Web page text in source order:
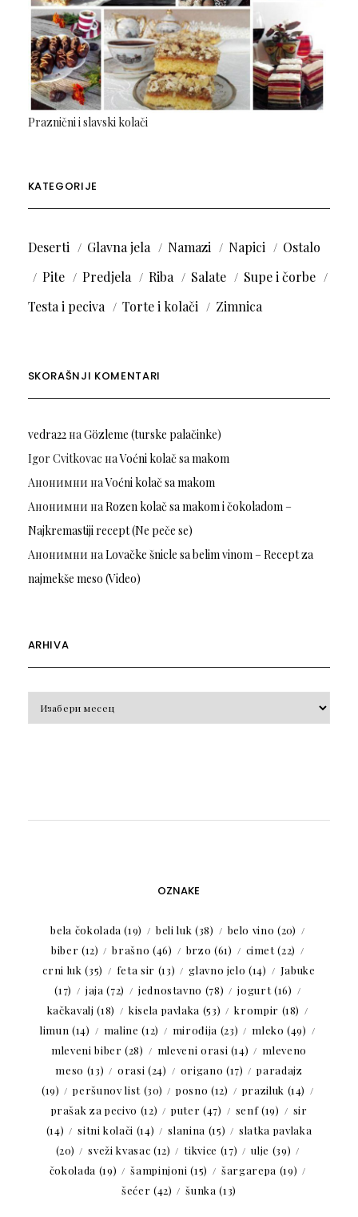
Praznični i slavski kolači
KATEGORIJE
Deserti Glavna jela Namazi Napici
Ostalo
Pite
Predjela Riba Salate
Supe i čorbe
Testa i peciva
Torte i kolači Zimnica
SKORAŠNJI KOMENTARI
vedra22наGözleme (turske palačinke)
Igor Cvitkovac наVoćni kolač sa makom
Анонимни наVoćni kolač sa makom
Анонимни наRozen kolač sa makom i čokoladom –
Najkremastiji recept (Ne peče se)
Анонимни наLovačke šnicle sa belim vinom – Recept za
najmekše meso (Video)
ARHIVA
OZNAKE
bela čokolada (19) beli luk (38) belo vino (20)
biber (12) brašno (46) brzo (61) cimet(22)
crni luk (35) feta sir (13) glavno jelo (14)
Jabuke
(17)
jaja (72) jednostavno (78) jogurt(16)
kačkavalj (18) kisela pavlaka (53) krompir (18)
limun (14) maline (12) mirođija (23) mleko (49)
mleveni biber (28) mleveni orasi (14)
mleveno
meso (13) orasi (24) origano (17)
paradajz
(19)
peršunov list(30) posno (12) praziluk (14)
prašak za pecivo (12) puter (47) senf(19)
sir
(14)
sitni kolači (14) slanina (15)
slatka pavlaka
(20)
sveži kvasac (12) tikvice (17) ulje (39)
čokolada (19) šampinjoni (15) šargarepa (19)
šećer (42) šunka (13)